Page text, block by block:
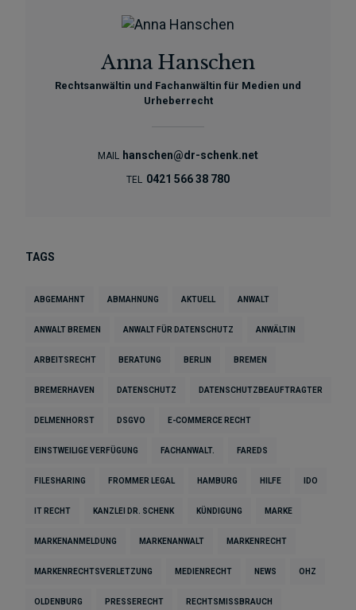
Anna Hanschen
Rechtsanwältin und Fachanwältin für Medien und
Urheberrecht
MAIL hanschen@dr-schenk.net
TEL 0421 566 38 780
TAGS
ABGEMAHNT ABMAHNUNG AKTUELL ANWALT
ANWALT BREMEN ANWALT FÜR DATENSCHUTZ ANWÄLTIN
ARBEITSRECHT BERATUNG BERLIN BREMEN
BREMERHAVEN DATENSCHUTZ DATENSCHUTZBEAUFTRAGTER
DELMENHORST DSGVO E-COMMERCE RECHT
EINSTWEILIGE VERFÜGUNG FACHANWALT. FAREDS
FILESHARING FROMMER LEGAL HAMBURG HILFE IDO
IT RECHT KANZLEI DR. SCHENK KÜNDIGUNG MARKE
MARKENANMELDUNG MARKENANWALT MARKENRECHT
MARKENRECHTSVERLETZUNG MEDIENRECHT NEWS OHZ
OLDENBURG PRESSERECHT RECHTSMISSBRAUCH